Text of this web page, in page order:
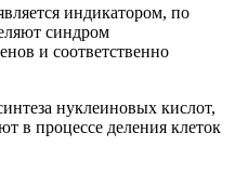
индикатором, по
синдром
и соответственно
нуклеиновых кислот,
в процессе деления клеток